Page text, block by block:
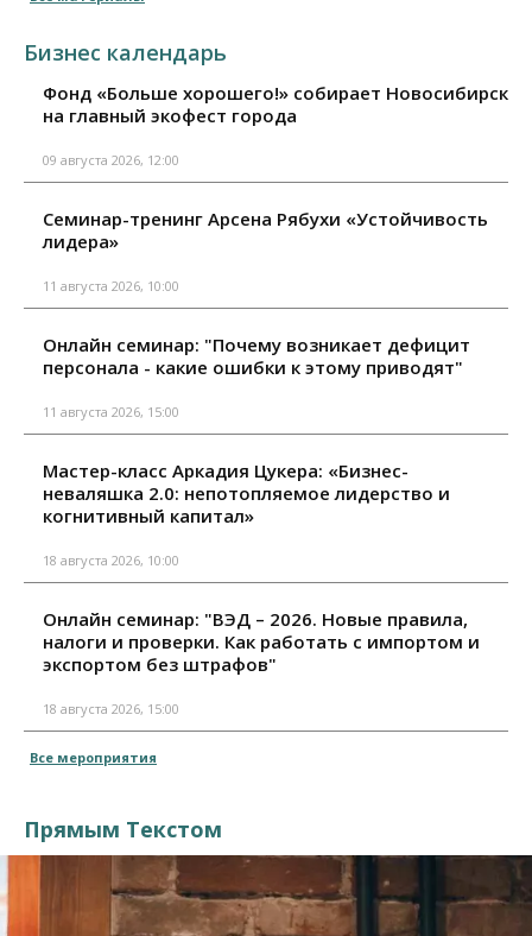
Бизнес календарь
Фонд «Больше хорошего!» собирает Новосибирск
на главный экофест города
09 августа 2026, 12:00
Семинар-тренинг Арсена Рябухи «Устойчивость
лидера»
11 августа 2026, 10:00
Онлайн семинар: "Почему возникает дефицит
персонала - какие ошибки к этому приводят"
11 августа 2026, 15:00
Мастер-класс Аркадия Цукера: «Бизнес-
неваляшка 2.0: непотопляемое лидерство и
когнитивный капитал»
18 августа 2026, 10:00
Онлайн семинар: "ВЭД – 2026. Новые правила,
налоги и проверки. Как работать с импортом и
экспортом без штрафов"
18 августа 2026, 15:00
Все мероприятия
Прямым Текстом